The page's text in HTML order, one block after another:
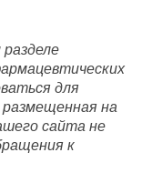
для
на
сайта не
к